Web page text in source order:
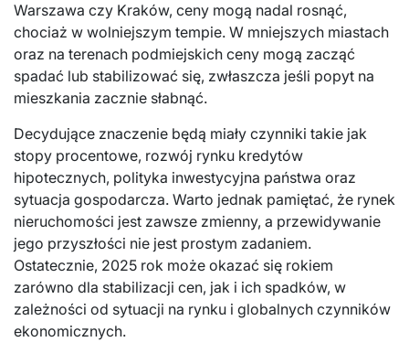
Warszawa czy Kraków, ceny mogą nadal rosnąć,
chociaż w wolniejszym tempie. W mniejszych miastach
oraz na terenach podmiejskich ceny mogą zacząć
spadać lub stabilizować się, zwłaszcza jeśli popyt na
mieszkania zacznie słabnąć.
Decydujące znaczenie będą miały czynniki takie jak
stopy procentowe, rozwój rynku kredytów
hipotecznych, polityka inwestycyjna państwa oraz
sytuacja gospodarcza. Warto jednak pamiętać, że rynek
nieruchomości jest zawsze zmienny, a przewidywanie
jego przyszłości nie jest prostym zadaniem.
Ostatecznie, 2025 rok może okazać się rokiem
zarówno dla stabilizacji cen, jak i ich spadków, w
zależności od sytuacji na rynku i globalnych czynników
ekonomicznych.